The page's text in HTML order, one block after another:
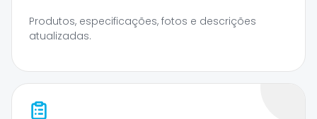
Produtos, especificações, fotos e descrições
atualizadas.